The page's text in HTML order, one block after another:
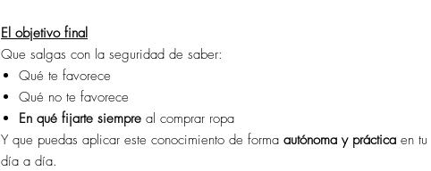
El objetivo final
Que salgas con la seguridad de saber:
Qué te favorece
Qué no te favorece
En qué fijarte siempre al comprar ropa
Y que puedas aplicar este conocimiento de forma autónoma y práctica en tu
día a día.